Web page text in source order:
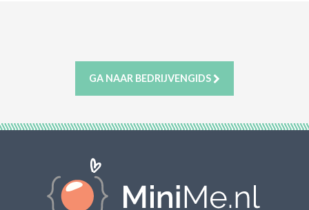
GA NAAR BEDRIJVENGIDS